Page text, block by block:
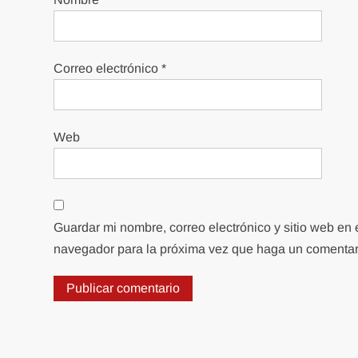
Correo electrónico*
Web
Guardar mi nombre, correo electrónico y sitio web en
navegador para la próxima vez que haga un